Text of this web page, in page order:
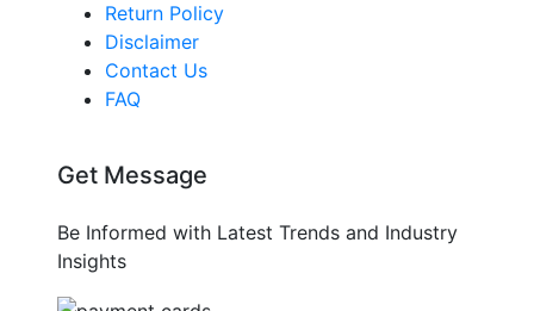
Return Policy
Disclaimer
Contact Us
FAQ
Get Message
Be Informed with Latest Trends and Industry
Insights